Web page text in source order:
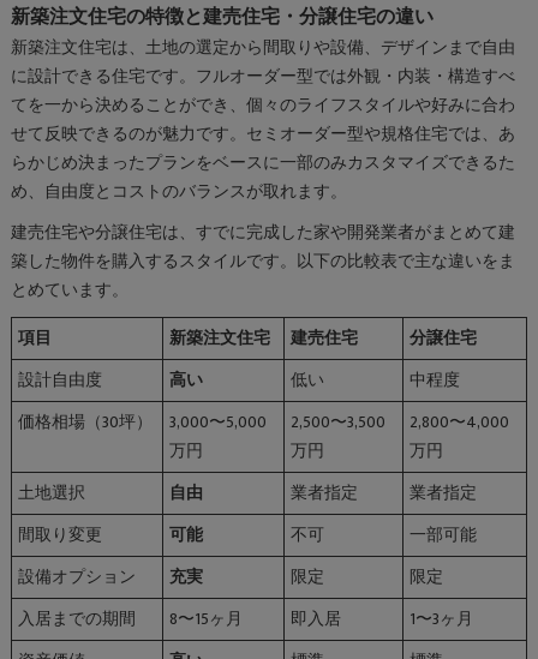
新築注文住宅の特徴と建売住宅・分譲住宅の違い
新築注文住宅は、土地の選定から間取りや設備、デザインまで自由
に設計できる住宅です。フルオーダー型では外観・内装・構造すべ
てを一から決めることができ、個々のライフスタイルや好みに合わ
せて反映できるのが魅力です。セミオーダー型や規格住宅では、あ
らかじめ決まったプランをベースに一部のみカスタマイズできるた
め、自由度とコストのバランスが取れます。
建売住宅や分譲住宅は、すでに完成した家や開発業者がまとめて建
築した物件を購入するスタイルです。以下の比較表で主な違いをま
とめています。
項目
新築注文住宅 建売住宅
分譲住宅
設計自由度
高い 低い
中程度
価格相場（30坪）
3,000〜5,000
万円
2,500〜3,500
万円
2,800〜4,000
万円
土地選択
自由 業者指定
業者指定
間取り変更
可能 不可
一部可能
設備オプション
充実 限定
限定
入居までの期間
8〜15ヶ月 即入居
1〜3ヶ月